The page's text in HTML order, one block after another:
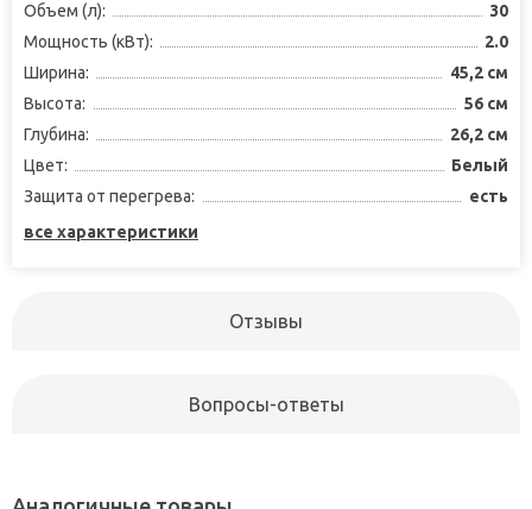
Объем (л):
30
Мощность (кВт):
2.0
Ширина:
45,2 см
Высота:
56 см
Глубина:
26,2 см
Цвет:
Белый
Защита от перегрева:
есть
все характеристики
Отзывы
Вопросы-ответы